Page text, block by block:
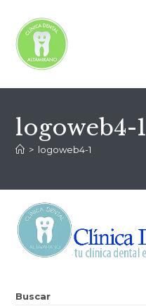
logoweb4-1
> logoweb4-1
Buscar